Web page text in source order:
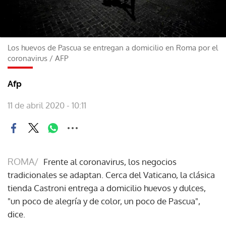
Los huevos de Pascua se entregan a domicilio en Roma por el
coronavirus / AFP
Afp
11 de abril 2020 - 10:11
ROMA/ Frente al coronavirus, los negocios
tradicionales se adaptan. Cerca del Vaticano, la clásica
tienda Castroni entrega a domicilio huevos y dulces,
"un poco de alegría y de color, un poco de Pascua",
dice.